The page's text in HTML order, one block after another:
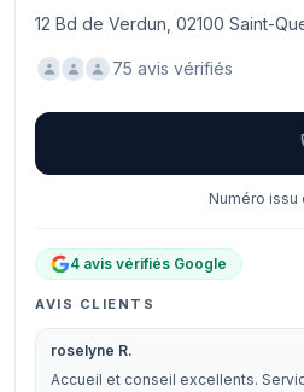
12 Bd de Verdun, 02100 Saint-
75 avis vérifiés
Numéro
4 avis vérifiés Google
AVIS CLIENTS
roselyne R.
Accueil et conseil excellents.